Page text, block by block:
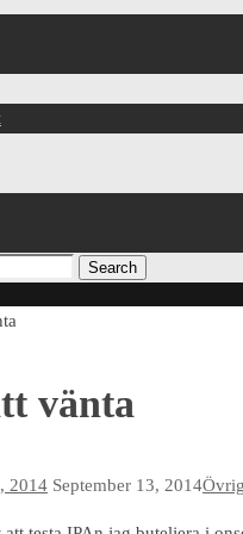
Search
vänta
2014 September 13, 2014